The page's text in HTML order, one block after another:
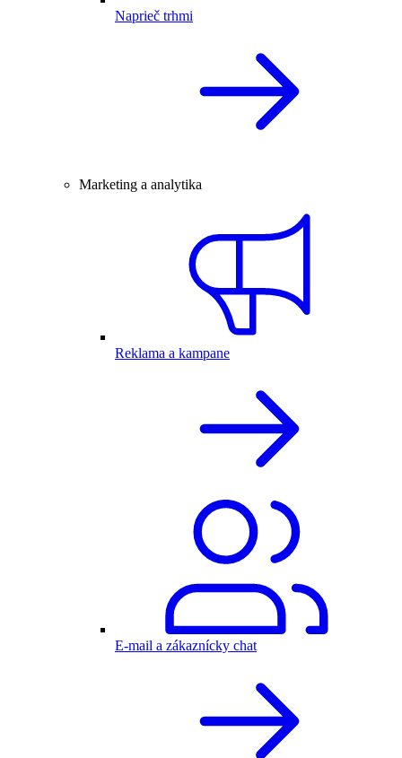
Naprieč trhmi
Marketing a analytika
Reklama a kampane
E-mail a zákaznícky chat